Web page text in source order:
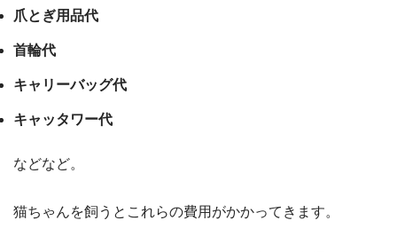
爪とぎ用品代
首輪代
キャリーバッグ代
キャッタワー代
などなど。
猫ちゃんを飼うとこれらの費用がかかってきます。